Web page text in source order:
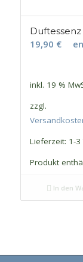
19,90 €
inkl. 19 %
zzgl.
Lieferzeit: 1-3
Produkt
In den